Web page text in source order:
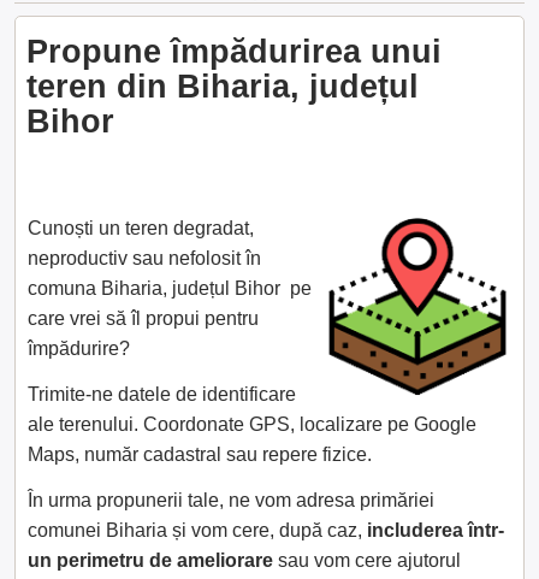
Propune împădurirea unui
teren din Biharia, județul
Bihor
Cunoști un teren degradat,
neproductiv sau nefolosit în
comuna Biharia, județul Bihor pe
care vrei să îl propui pentru
împădurire?
Trimite-ne datele de identificare
ale terenului. Coordonate GPS, localizare pe Google
Maps, număr cadastral sau repere fizice.
În urma propunerii tale, ne vom adresa primăriei
comunei Biharia și vom cere, după caz, includerea într-
un perimetru de ameliorare sau vom cere ajutorul